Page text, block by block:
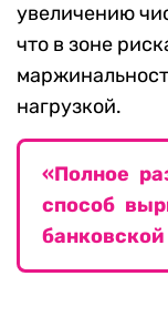
увеличению
что в зоне
нагрузкой.
«Полное
способ